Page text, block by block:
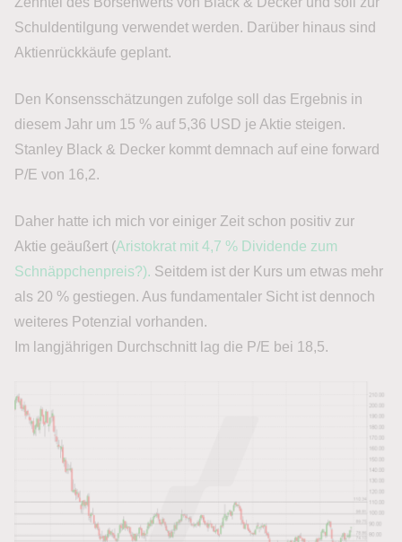
Schuldentilgung verwendet werden. Darüber hinaus sind
Aktienrückkäufe geplant.
Den Konsensschätzungen zufolge soll das Ergebnis in
diesem Jahr um 15 % auf 5,36 USD je Aktie steigen.
Stanley Black & Decker kommt demnach auf eine forward
P/E von 16,2.
Daher hatte ich mich vor einiger Zeit schon positiv zur
Aktie geäußert (Aristokrat mit 4,7 % Dividende zum
Schnäppchenpreis?). Seitdem ist der Kurs um etwas mehr
als 20 % gestiegen. Aus fundamentaler Sicht ist dennoch
weiteres Potenzial vorhanden.
Im langjährigen Durchschnitt lag die P/E bei 18,5.